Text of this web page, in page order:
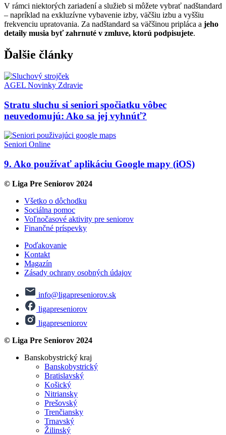
V rámci niektorých zariadení a služieb si môžete vybrať nadštandard
– napríklad na exkluzívne vybavenie izby, väčšiu izbu a vyššiu
frekvenciu upratovania. Za nadštandard sa väčšinou pripláca a jeho
detaily musia byť zahrnuté v zmluve, ktorú podpisujete.
Ďalšie články
AGEL Novinky Zdravie
Stratu sluchu si seniori spočiatku vôbec
neuvedomujú: Ako sa jej vyhnúť?
Seniori Online
9. Ako používať aplikáciu Google mapy (iOS)
© Liga Pre Seniorov 2024
Všetko o dôchodku
Sociálna pomoc
Voľnočasové aktivity pre seniorov
Finančné príspevky
Poďakovanie
Kontakt
Magazín
Zásady ochrany osobných údajov
info@ligapreseniorov.sk
ligapreseniorov
ligapreseniorov
© Liga Pre Seniorov 2024
Banskobystrický kraj
Banskobystrický
Bratislavský
Košický
Nitriansky
Prešovský
Trenčiansky
Trnavský
Žilinský